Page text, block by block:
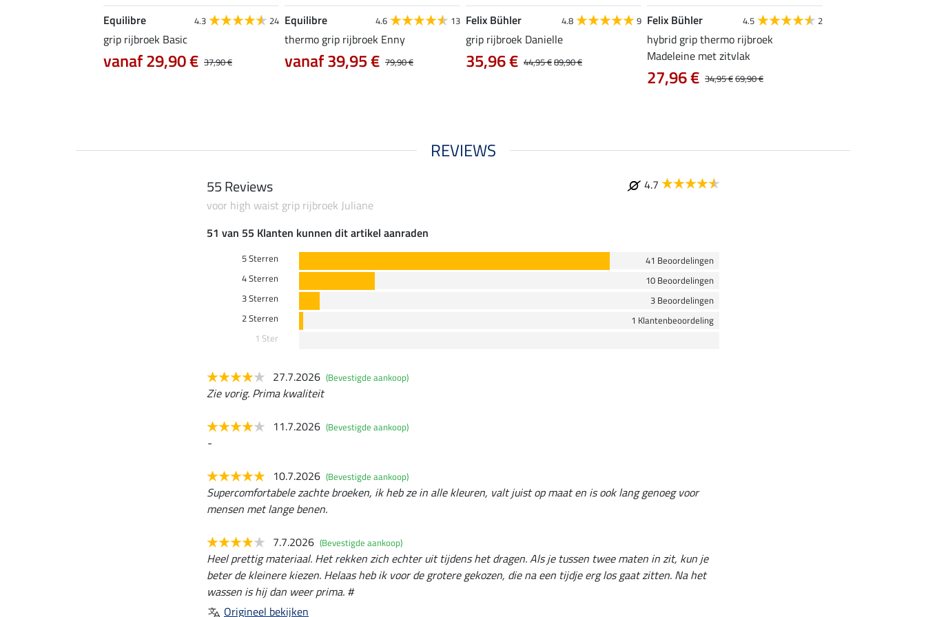
Equilibre 4.3 24
grip rijbroek Basic
37,90 €
vanaf 29,90 €
Equilibre 4.6 13
thermo grip rijbroek Enny
79,90 €
vanaf 39,95 €
Felix Bühler 4.8 9
grip rijbroek Danielle
44,95 €89,90 €
35,96 €
Felix Bühler 4.5 2
hybrid grip thermo rijbroek
Madeleine met zitvlak
34,95 €69,90 €
27,96 €
REVIEWS
55 Reviews
4.7
voor high waist grip rijbroek Juliane
51 van 55 Klanten kunnen dit artikel aanraden
5 Sterren
41 Beoordelingen
4 Sterren
10 Beoordelingen
3 Sterren
3 Beoordelingen
2 Sterren
1 Klantenbeoordeling
1 Ster
27.7.2026 (Bevestigde aankoop)
Zie vorig. Prima kwaliteit
11.7.2026 (Bevestigde aankoop)
-
10.7.2026 (Bevestigde aankoop)
Supercomfortabele zachte broeken, ik heb ze in alle kleuren, valt juist op maat en is ook lang genoeg voor
mensen met lange benen.
7.7.2026 (Bevestigde aankoop)
Heel prettig materiaal. Het rekken zich echter uit tijdens het dragen. Als je tussen twee maten in zit, kun je
beter de kleinere kiezen. Helaas heb ik voor de grotere gekozen, die na een tijdje erg los gaat zitten. Na het
wassen is hij dan weer prima. #
Origineel bekijken